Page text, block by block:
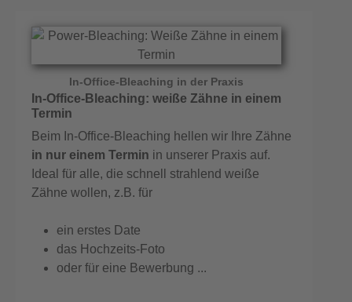
In-Office-Bleaching in der Praxis
In-Office-Bleaching: weiße Zähne in einem
Termin
Beim In-Office-Bleaching hellen wir Ihre Zähne
in nur einem Termin in unserer Praxis auf.
Ideal für alle, die schnell strahlend weiße
Zähne wollen, z.B. für
ein erstes Date
das Hochzeits-Foto
oder für eine Bewerbung ...